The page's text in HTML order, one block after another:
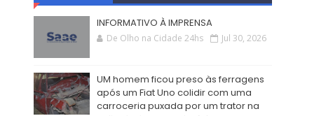
INFORMATIVO À IMPRENSA
De Olho na Cidade 24hs Jul 30, 2026
UM homem ficou preso às ferragens
após um Fiat Uno colidir com uma
carroceria puxada por um trator na